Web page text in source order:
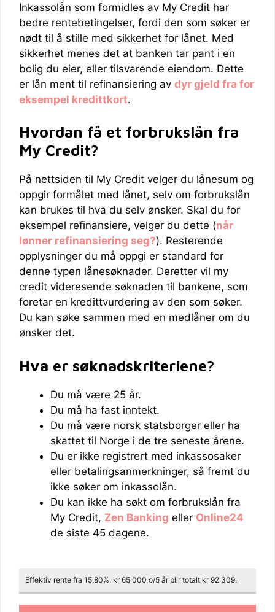
Inkassolån som formidles av My Credit har
bedre rentebetingelser, fordi den som søker er
nødt til å stille med sikkerhet for lånet. Med
sikkerhet menes det at banken tar pant i en
bolig du eier, eller tilsvarende eiendom. Dette
er lån ment til refinansiering av dyr gjeld fra for
eksempel kredittkort.
Hvordan få et forbrukslån fra
My Credit?
På nettsiden til My Credit velger du lånesum og
oppgir formålet med lånet, selv om forbrukslån
kan brukes til hva du selv ønsker. Skal du for
eksempel refinansiere, velger du dette (når
lønner refinansiering seg?). Resterende
opplysninger du må oppgi er standard for
denne typen lånesøknader. Deretter vil my
credit videresende søknaden til bankene, som
foretar en kredittvurdering av den som søker.
Du kan søke sammen med en medlåner om du
ønsker det.
Hva er søknadskriteriene?
Du må være 25 år.
Du må ha fast inntekt.
Du må være norsk statsborger eller ha
skattet til Norge i de tre seneste årene.
Du er ikke registrert med inkassosaker
eller betalingsanmerkninger, så fremt du
ikke søker om inkassolån.
Du kan ikke ha søkt om forbrukslån fra
My Credit, Zen Banking eller Online24
de siste 45 dagene.
Effektiv rente fra 15,80%, kr 65 000 o/5 år blir totalt kr 92 309.